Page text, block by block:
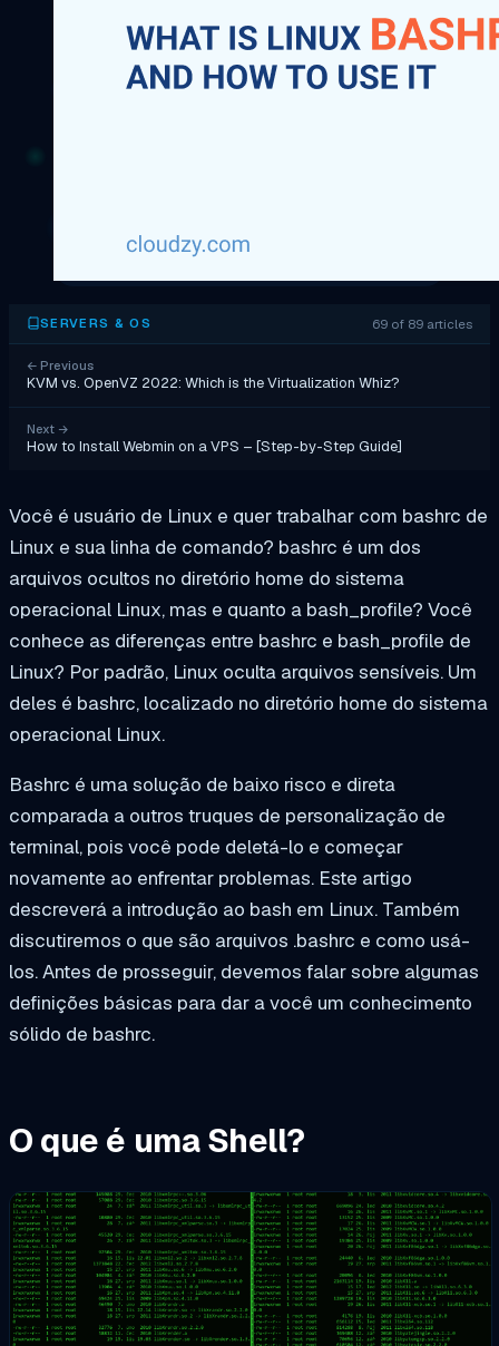
SERVERS & OS 69 of 89 articles
← Previous
KVM vs. OpenVZ 2022: Which is the Virtualization Whiz?
Next →
How to Install Webmin on a VPS – [Step-by-Step Guide]
Você é usuário de Linux e quer trabalhar com bashrc de
Linux e sua linha de comando? bashrc é um dos
arquivos ocultos no diretório home do sistema
operacional Linux, mas e quanto a bash_profile? Você
conhece as diferenças entre bashrc e bash_profile de
Linux? Por padrão, Linux oculta arquivos sensíveis. Um
deles é bashrc, localizado no diretório home do sistema
operacional Linux.
Bashrc é uma solução de baixo risco e direta
comparada a outros truques de personalização de
terminal, pois você pode deletá-lo e começar
novamente ao enfrentar problemas. Este artigo
descreverá a introdução ao bash em Linux. Também
discutiremos o que são arquivos .bashrc e como usá-
los. Antes de prosseguir, devemos falar sobre algumas
definições básicas para dar a você um conhecimento
sólido de bashrc.
O que é uma Shell?